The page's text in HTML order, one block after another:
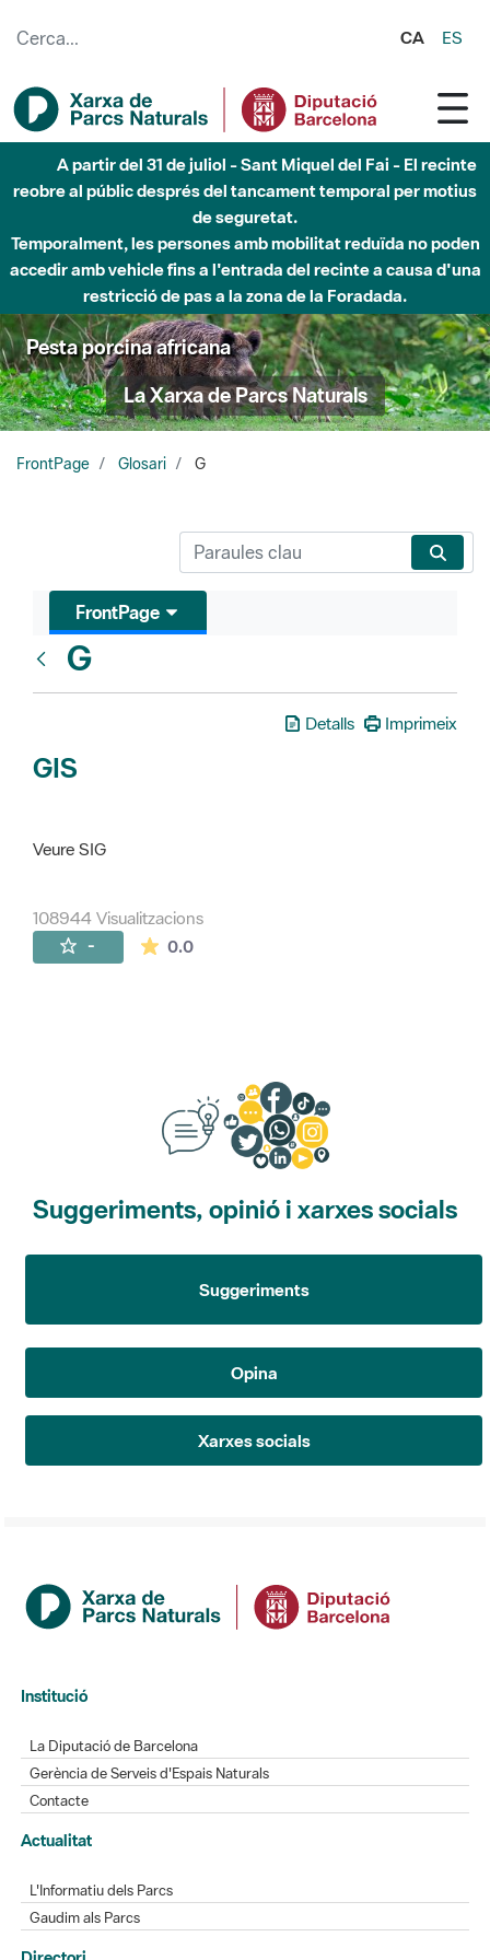
CA ES
A partir del 31 de juliol - Sant Miquel del Fai - El recinte
reobre al públic després del tancament temporal per motius
de seguretat.
Temporalment, les persones amb mobilitat reduïda no poden
accedir amb vehicle fins a l'entrada del recinte a causa d'una
restricció de pas a la zona de la Foradada.
Pesta porcina africana
La Xarxa de Parcs Naturals
FrontPage Glosari G
FrontPage
G
Detalls Imprimeix
GIS
Veure SIG
108944 Visualitzacions
- 0.0La mitjana de les valoracions és de 0
Suggeriments, opinió i xarxes socials
Suggeriments
Opina
Xarxes socials
Institució
La Diputació de Barcelona
Gerència de Serveis d'Espais Naturals
Contacte
Actualitat
L'Informatiu dels Parcs
Gaudim als Parcs